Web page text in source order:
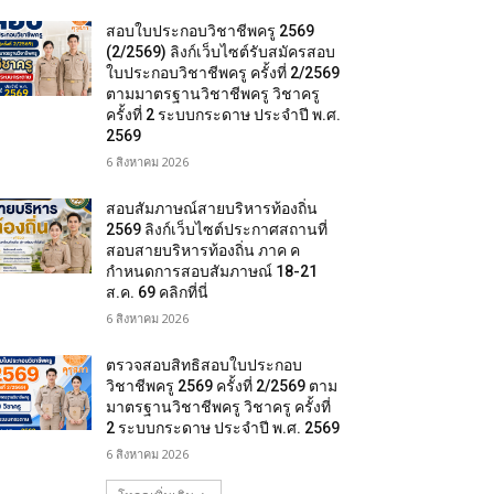
สอบใบประกอบวิชาชีพครู 2569
(2/2569) ลิงก์เว็บไซต์รับสมัครสอบ
ใบประกอบวิชาชีพครู ครั้งที่ 2/2569
ตามมาตรฐานวิชาชีพครู วิชาครู
ครั้งที่ 2 ระบบกระดาษ ประจำปี พ.ศ.
2569
6 สิงหาคม 2026
สอบสัมภาษณ์สายบริหารท้องถิ่น
2569 ลิงก์เว็บไซต์ประกาศสถานที่
สอบสายบริหารท้องถิ่น ภาค ค
กำหนดการสอบสัมภาษณ์ 18-21
ส.ค. 69 คลิกที่นี่
6 สิงหาคม 2026
ตรวจสอบสิทธิสอบใบประกอบ
วิชาชีพครู 2569 ครั้งที่ 2/2569 ตาม
มาตรฐานวิชาชีพครู วิชาครู ครั้งที่
2 ระบบกระดาษ ประจำปี พ.ศ. 2569
6 สิงหาคม 2026